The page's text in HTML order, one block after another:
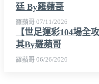
廷 By羅蘋哥
羅蘋哥 07/11/2026
【世足運彩104場全
其By羅蘋哥
羅蘋哥 06/26/2026